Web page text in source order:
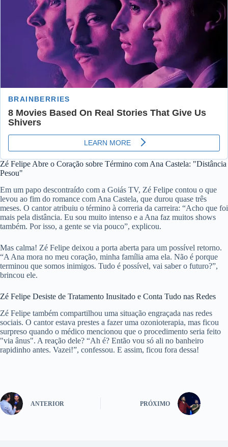
Zé Felipe Abre o Coração sobre Término com Ana Castela: "Distância
Pesou"
Em um papo descontraído com a Goiás TV, Zé Felipe contou o que
levou ao fim do romance com Ana Castela, que durou quase três
meses. O cantor atribuiu o término à correria da carreira: “Acho que foi
mais pela distância. Eu sou muito intenso e a Ana faz muitos shows
também. Por isso, a gente se via pouco”, explicou.
Mas calma! Zé Felipe deixou a porta aberta para um possível retorno.
“A Ana mora no meu coração, minha família ama ela. Não é porque
terminou que somos inimigos. Tudo é possível, vai saber o futuro?”,
brincou ele.
Zé Felipe Desiste de Tratamento Inusitado e Conta Tudo nas Redes
Zé Felipe também compartilhou uma situação engraçada nas redes
sociais. O cantor estava prestes a fazer uma ozonioterapia, mas ficou
surpreso quando o médico mencionou que o procedimento seria feito
"via ânus". A reação dele? “Ah é? Então vou só ali no banheiro
rapidinho antes. Vazei!”, confessou. E assim, ficou fora dessa!
ANTERIOR PRÓXIMO